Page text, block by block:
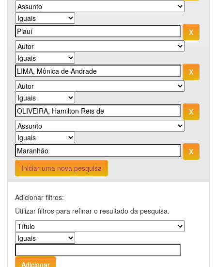
Iniciar uma nova pesquisa
Adicionar filtros:
Utilizar filtros para refinar o resultado da pesquisa.